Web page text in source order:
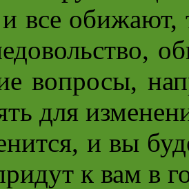
все обижают,
вопросы,
для
и вы
к вам в